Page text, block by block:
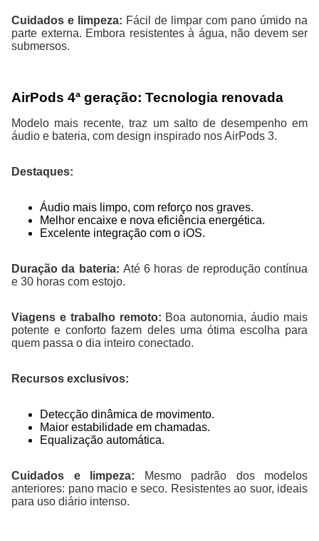
Cuidados e limpeza: Fácil de limpar com pano úmido na
parte externa. Embora resistentes à água, não devem ser
submersos.
AirPods 4ª geração: Tecnologia renovada
Modelo mais recente, traz um salto de desempenho em
áudio e bateria, com design inspirado nos AirPods 3.
Destaques:
Áudio mais limpo, com reforço nos graves.
Melhor encaixe e nova eficiência energética.
Excelente integração com o iOS.
Duração da bateria: Até 6 horas de reprodução contínua
e 30 horas com estojo.
Viagens e trabalho remoto: Boa autonomia, áudio mais
potente e conforto fazem deles uma ótima escolha para
quem passa o dia inteiro conectado.
Recursos exclusivos:
Detecção dinâmica de movimento.
Maior estabilidade em chamadas.
Equalização automática.
Cuidados e limpeza:
Mesmo padrão dos modelos
anteriores: pano macio e seco. Resistentes ao suor, ideais
para uso diário intenso.